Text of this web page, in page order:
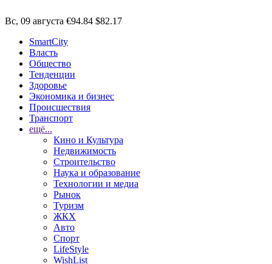
Вс, 09 августа €94.84 $82.17
SmartCity
Власть
Общество
Тенденции
Здоровье
Экономика и бизнес
Происшествия
Транспорт
ещё...
Кино и Культура
Недвижимость
Строительство
Наука и образование
Технологии и медиа
Рынок
Туризм
ЖКХ
Авто
Спорт
LifeStyle
WishList